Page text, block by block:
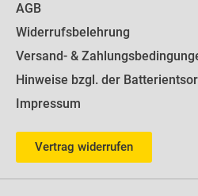
AGB
Widerrufsbelehrung
Versand- &
Hinweise bzgl. der
Impressum
Vertrag widerrufen